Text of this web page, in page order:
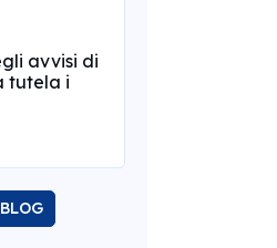
avvisi di
tutela i